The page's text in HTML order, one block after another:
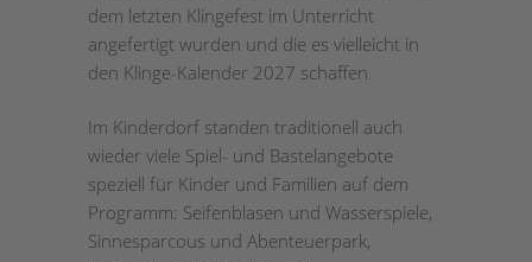
dem letzten Klingefest im Unterricht
angefertigt wurden und die es vielleicht in
den Klinge-Kalender 2027 schaffen.
Im Kinderdorf standen traditionell auch
wieder viele Spiel- und Bastelangebote
speziell für Kinder und Familien auf dem
Programm: Seifenblasen und Wasserspiele,
Sinnesparcous und Abenteuerpark,